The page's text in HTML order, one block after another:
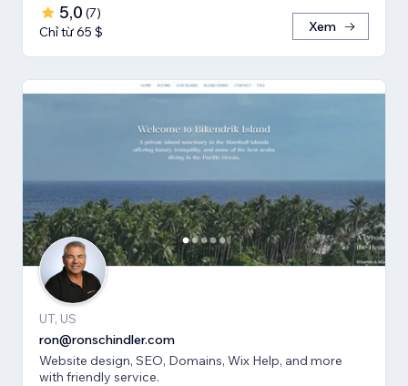
5,0 (7)
Chỉ từ 65 $
Xem
UT, US
ron@ronschindler.com
Website design, SEO, Domains, Wix Help, and more
with friendly service.